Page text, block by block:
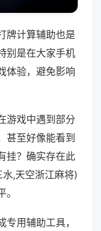
牌计算辅助也是
别是在大家手机
体验，避免影响
游戏中遇到部分
甚至好像能看到
挂？确实存在此
,天空浙江麻将)
用辅助工具，